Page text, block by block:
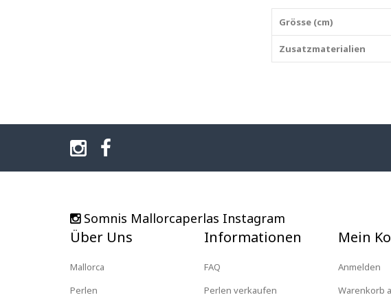
Grösse (cm)
Zusatzmaterialien
Somnis Mallorcaperlas Instagram
Über Uns
Mallorca
Perlen
Informationen
FAQ
Perlen verkaufen
Mein
Anmelden
Warenkorb